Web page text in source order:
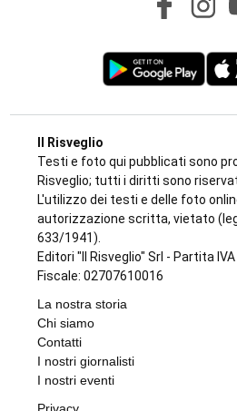
Il Risveglio
Testi e foto qui pubblicati sono
Risveglio; tutti i diritti sono
L'utilizzo dei testi e delle foto
autorizzazione scritta, vietato
633/1941).
Editori "Il Risveglio" Srl - Partita
Fiscale: 02707610016
La nostra storia
Chi siamo
Contatti
I nostri giornalisti
I nostri eventi